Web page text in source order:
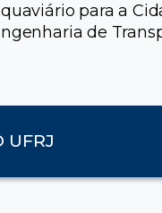
para a
de
UFRJ